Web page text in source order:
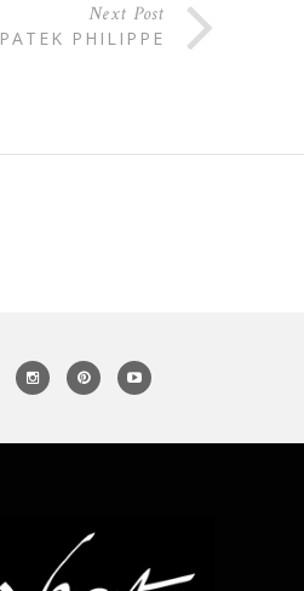
Next Post
PATEK PHILIPPE